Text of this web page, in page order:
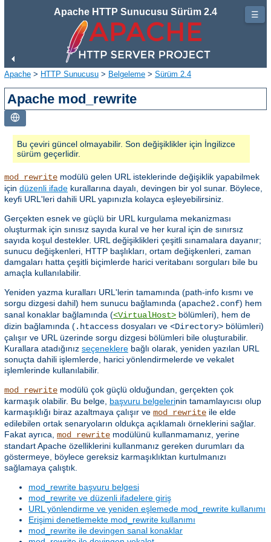
Apache HTTP Sunucusu Sürüm 2.4
Apache > HTTP Sunucusu > Belgeleme > Sürüm 2.4
Apache mod_rewrite
Bu çeviri güncel olmayabilir. Son değişiklikler için İngilizce
sürüm geçerlidir.
mod_rewrite modülü gelen URL isteklerinde değişiklik yapabilmek
için düzenli ifade kurallarına dayalı, devingen bir yol sunar. Böylece,
keyfi URL'leri dahili URL yapınızla kolayca eşleyebilirsiniz.
Gerçekten esnek ve güçlü bir URL kurgulama mekanizması
oluşturmak için sınısız sayıda kural ve her kural için de sınırsız
sayıda koşul destekler. URL değişiklikleri çeşitli sınamalara dayanır;
sunucu değişkenleri, HTTP başlıkları, ortam değişkenleri, zaman
damgaları hatta çeşitli biçimlerde harici veritabanı sorguları bile bu
amaçla kullanılabilir.
Yeniden yazma kuralları URL'lerin tamamında (path-info kısmı ve
sorgu dizgesi dahil) hem sunucu bağlamında (apache2.conf) hem
sanal konaklar bağlamında (<VirtualHost> bölümleri), hem de
dizin bağlamında (.htaccess dosyaları ve <Directory> bölümleri)
çalışır ve URL üzerinde sorgu dizgesi bölümleri bile oluşturabilir.
Kurallara atadığınız seçeneklere bağlı olarak, yeniden yazılan URL
sonuçta dahili işlemlerde, harici yönlendirmelerde ve vekalet
işlemlerinde kullanılabilir.
mod_rewrite modülü çok güçlü olduğundan, gerçekten çok
karmaşık olabilir. Bu belge, başvuru belgelerinin tamamlayıcısı olup
karmaşıklığı biraz azaltmaya çalışır ve mod_rewrite ile elde
edilebilen ortak senaryoların oldukça açıklamalı örneklerini sağlar.
Fakat ayrıca, mod_rewrite modülünü kullanmamanız, yerine
standart Apache özelliklerini kullanmanız gereken durumları da
göstermeye, böylece gereksiz karmaşıklıktan kurtulmanızı
sağlamaya çalıştık.
mod_rewrite başvuru belgesi
mod_rewrite ve düzenli ifadelere giriş
URL yönlendirme ve yeniden eşlemede mod_rewrite kullanımı
Erişimi denetlemekte mod_rewrite kullanımı
mod_rewrite ile devingen sanal konaklar
☰